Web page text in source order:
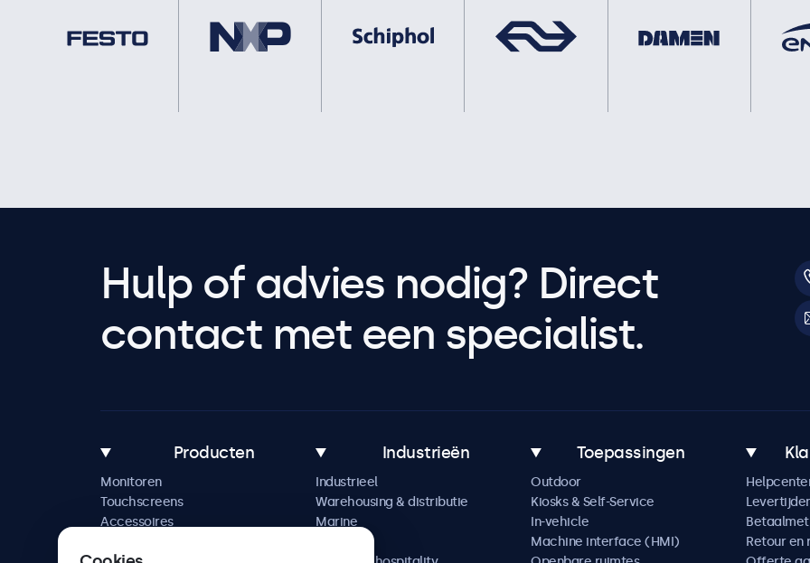
Hulp of advies nodig? Direct
contact met een specialist.
Producten
Monitoren
Touchscreens
Accessoires
Industrieën
Industrieel
Warehousing & distributie
Marine
Toepassingen
Outdoor
Kiosks & Self-Service
In-vehicle
Machine interface (HMI)
Retour en